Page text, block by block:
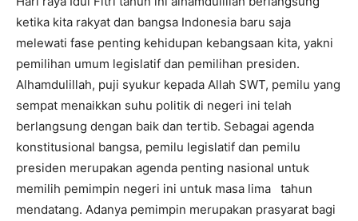
ketika kita rakyat dan bangsa Indonesia baru saja
melewati fase penting kehidupan kebangsaan kita, yakni
pemilihan umum legislatif dan pemilihan presiden.
Alhamdulillah, puji syukur kepada Allah SWT, pemilu yang
sempat menaikkan suhu politik di negeri ini telah
berlangsung dengan baik dan tertib. Sebagai agenda
konstitusional bangsa, pemilu legislatif dan pemilu
presiden merupakan agenda penting nasional untuk
memilih pemimpin negeri ini untuk masa lima tahun
mendatang. Adanya pemimpin merupakan prasyarat bagi